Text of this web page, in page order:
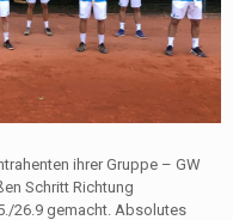
ihrer Gruppe – GW
Schritt Richtung
26.9 gemacht. Absolutes